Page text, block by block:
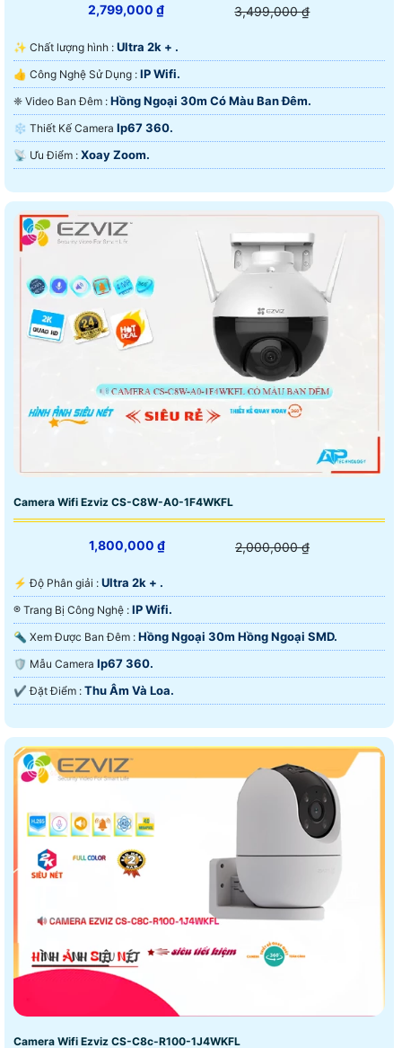
2,799,000 ₫ 3,499,000 ₫
✨ Chất lượng hình : Ultra 2k + .
👍 Công Nghệ Sử Dụng : IP Wifi.
❈ Video Ban Đêm : Hồng Ngoại 30m Có Màu Ban Ðêm.
❄ Thiết Kế Camera Ip67 360.
️📡 Ưu Điểm : Xoay Zoom.
Camera Wifi Ezviz CS-C8W-A0-1F4WKFL
1,800,000 ₫ 2,000,000 ₫
️⚡ Độ Phân giải : Ultra 2k + .
®️ Trang Bị Công Nghệ : IP Wifi.
🔦 Xem Được Ban Đêm : Hồng Ngoại 30m Hồng Ngoại SMD.
🛡 Mẫu Camera Ip67 360.
️✔️ Đặt Điểm : Thu Âm Và Loa.
Camera Wifi Ezviz CS-C8c-R100-1J4WKFL